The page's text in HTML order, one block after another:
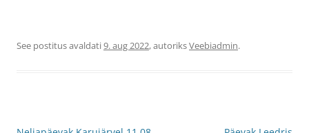
See postitus avaldati9. aug 2022, autoriksVeebiadmin.